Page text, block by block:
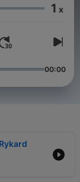
1 x
00:00